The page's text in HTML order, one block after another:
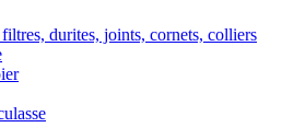
durites, joints, cornets, colliers